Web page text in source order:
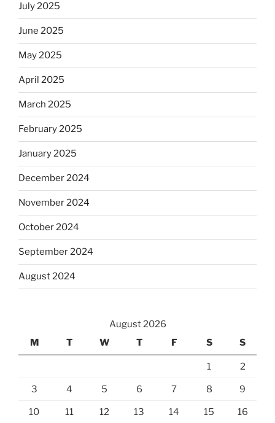
July 2025
June 2025
May 2025
April 2025
March 2025
February 2025
January 2025
December 2024
November 2024
October 2024
September 2024
August 2024
August 2026
M
T W T F S S
1 2
3 4 5 6 7 8 9
10 11 12 13 14 15 16